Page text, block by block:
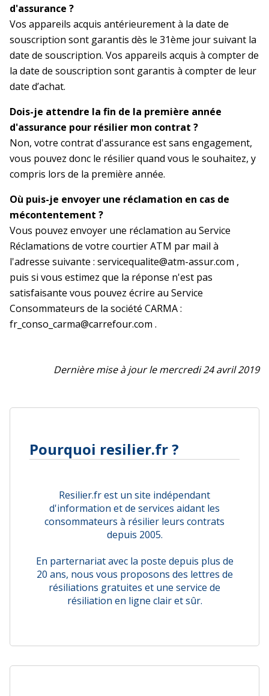
d'assurance ?
Vos appareils acquis antérieurement à la date de
souscription sont garantis dès le 31ème jour suivant la
date de souscription. Vos appareils acquis à compter de
la date de souscription sont garantis à compter de leur
date d’achat.
Dois-je attendre la fin de la première année
d'assurance pour résilier mon contrat ?
Non, votre contrat d'assurance est sans engagement,
vous pouvez donc le résilier quand vous le souhaitez, y
compris lors de la première année.
Où puis-je envoyer une réclamation en cas de
mécontentement ?
Vous pouvez envoyer une réclamation au Service
Réclamations de votre courtier ATM par mail à
l'adresse suivante : servicequalite@atm-assur.com ,
puis si vous estimez que la réponse n'est pas
satisfaisante vous pouvez écrire au Service
Consommateurs de la société CARMA :
fr_conso_carma@carrefour.com .
Dernière mise à jour le mercredi 24 avril 2019
Pourquoi resilier.fr ?
Resilier.fr est un site indépendant
d'information et de services aidant les
consommateurs à résilier leurs contrats
depuis 2005.
En parternariat avec la poste depuis plus de
20 ans, nous vous proposons des lettres de
résiliations gratuites et une service de
résiliation en ligne clair et sûr.